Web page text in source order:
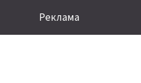
Реклама